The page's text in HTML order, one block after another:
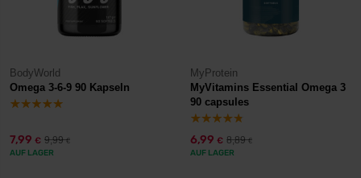
BodyWorld
Omega 3-6-9 90 Kapseln
7,99 € 9,99€
AUF LAGER
MyProtein
MyVitamins Essential Omega 3
90 capsules
6,99 € 8,89€
AUF LAGER